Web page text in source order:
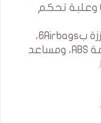
197 حصان و 4 Cylindres, 1,6 L TURBO وعلبة تحكم
ومن حيث السلامة فهذه السيارة معززة ب6Airbags،
وتحكم في ضغط العجلات ومنظومة ABS، ومساعد